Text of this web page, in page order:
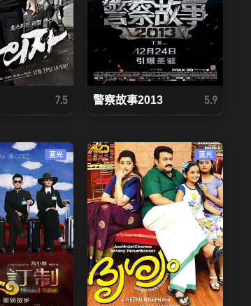
7.5 警察故事2013 5.9
蓝光 蓝光